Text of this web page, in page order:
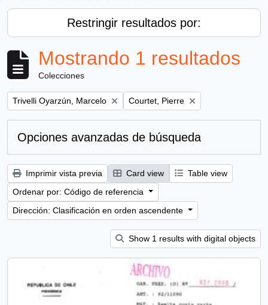
Restringir resultados por:
Mostrando 1 resultados
Colecciones
Remove filter:
Trivelli Oyarzún, Marcelo Remove filter:
Courtet, Pierre
Opciones avanzadas de búsqueda
Imprimir vista previa Card view
Table view
Ordenar por: Código de referencia
Dirección: Clasificación en orden ascendente
Show 1 results with digital objects